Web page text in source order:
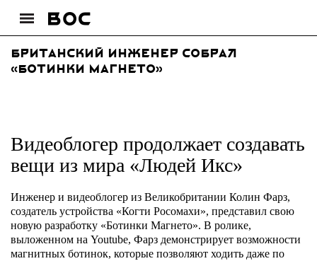
Британский инженер собрал
«ботинки Магнето»
Видеоблогер продолжает создавать
вещи из мира «Людей Икс»
Инженер и видеоблогер из Великобритании Колин Фарз,
создатель устройства «Когти Росомахи», представил свою
новую разработку «Ботинки Магнето». В ролике,
выложенном на Youtube, Фарз демонстрирует возможности
магнитных ботинок, которые позволяют ходить даже по